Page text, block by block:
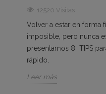
12520 Visitas
Volver a estar en forma
imposible, pero nunca
presentamos 8 TIPS
rápido.
Leer más